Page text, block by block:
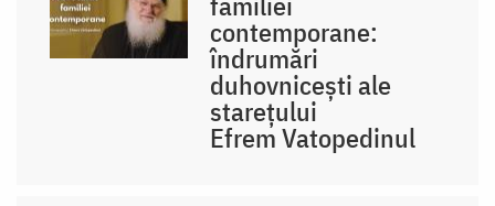
contemporane:
îndrumări
duhovnicești ale
starețului
Efrem Vatopedinul